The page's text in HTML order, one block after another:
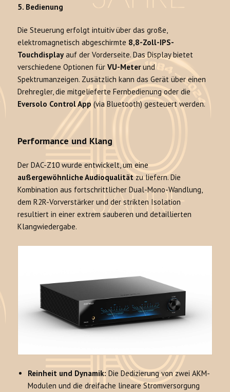
5. Bedienung
Die Steuerung erfolgt intuitiv über das große,
elektromagnetisch abgeschirmte 8,8-Zoll-IPS-
Touchdisplayauf der Vorderseite. Das Display bietet
verschiedene Optionen fürVU-Meterund
Spektrumanzeigen. Zusätzlich kann das Gerät über einen
Drehregler, die mitgelieferte Fernbedienung oder die
Eversolo Control App (via Bluetooth) gesteuert werden.
Performance und Klang
Der DAC-Z10 wurde entwickelt, um eine
außergewöhnliche Audioqualitätzu liefern. Die
Kombination aus fortschrittlicher Dual-Mono-Wandlung,
dem R2R-Vorverstärker und der strikten Isolation
resultiert in einer extrem sauberen und detaillierten
Klangwiedergabe.
Reinheit und Dynamik: Die Dedizierung von zwei AKM-
Modulen und die dreifache lineare Stromversorgung